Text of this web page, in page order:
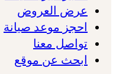
عرض العروض
احجز موعد صيانة
تواصل معنا
ابحث عن موقع